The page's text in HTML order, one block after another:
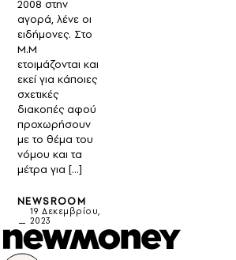
2008 στην
αγορά, λένε οι
ειδήμονες. Στο
Μ.Μ
ετοιμάζονται και
εκεί για κάποιες
σχετικές
διακοπές αφού
προχωρήσουν
με το θέμα του
νόμου και τα
μέτρα για […]
NEWSROOM
19 Δεκεμβρίου,
2023